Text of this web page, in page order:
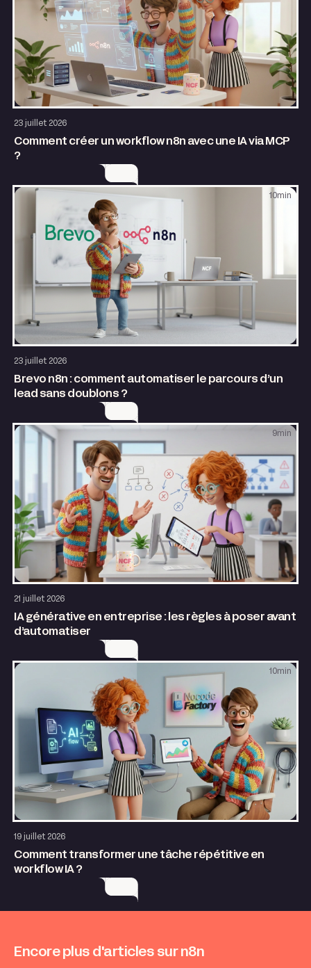
23 juillet 2026
Comment créer un workflow n8n avec une IA via MCP
?
23 juillet 2026
Brevo n8n : comment automatiser le parcours d’un
lead sans doublons ?
10 min
21 juillet 2026
IA générative en entreprise : les règles à poser avant
d’automatiser
9 min
19 juillet 2026
Comment transformer une tâche répétitive en
workflow IA ?
10 min
Encore plus d'articles sur n8n